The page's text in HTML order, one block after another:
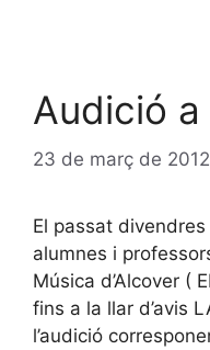
Audició a
23 de març de 2012
El passat
alumnes i
Música d’Alcover (
fins a la llar d’avis
l’audició